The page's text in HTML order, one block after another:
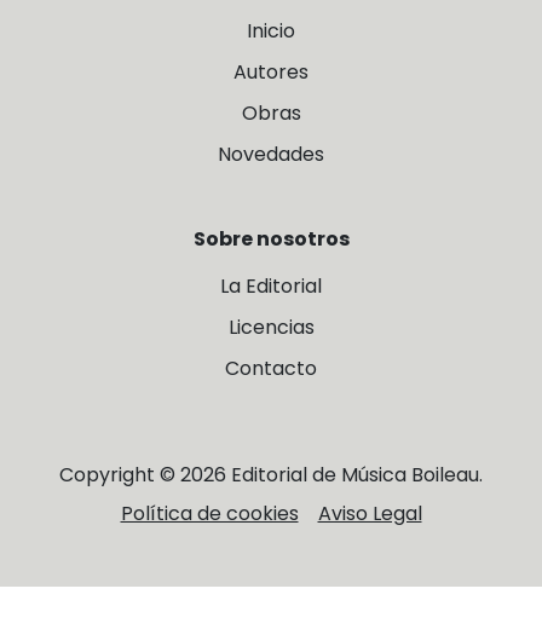
Inicio
Autores
Obras
Novedades
Sobre nosotros
La Editorial
Licencias
Contacto
Copyright © 2026 Editorial de Música Boileau.
Política de cookies
Aviso Legal